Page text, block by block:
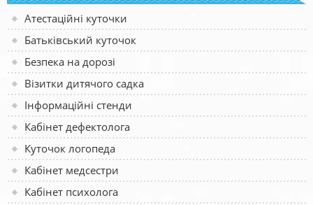
Атестаційні куточки
Батьківський куточок
Безпека на дорозі
Візитки дитячого садка
Інформаційні стенди
Кабінет дефектолога
Куточок логопеда
Кабінет медсестри
Кабінет психолога